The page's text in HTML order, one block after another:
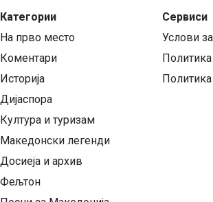
Категории
На прво место
Коментари
Историја
Дијаспора
Култура и туризам
Македонски легенди
Досиеја и архив
Фељтон
Сервиси
Услови